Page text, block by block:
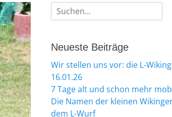
Suche
nach:
Neueste Beiträge
Wir stellen uns vor: die L-
16.01.26
7 Tage alt und schon mehr
Die Namen der kleinen
dem L-Wurf